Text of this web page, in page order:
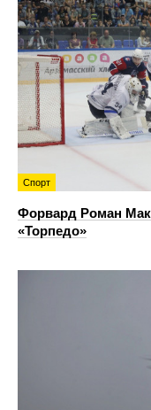
Спорт
Форвард Роман
«Торпедо»